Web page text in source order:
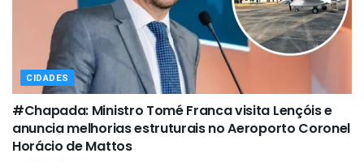
CIDADES
#Chapada: Ministro Tomé Franca visita Lençóis e
anuncia melhorias estruturais no Aeroporto Coronel
Horácio de Mattos